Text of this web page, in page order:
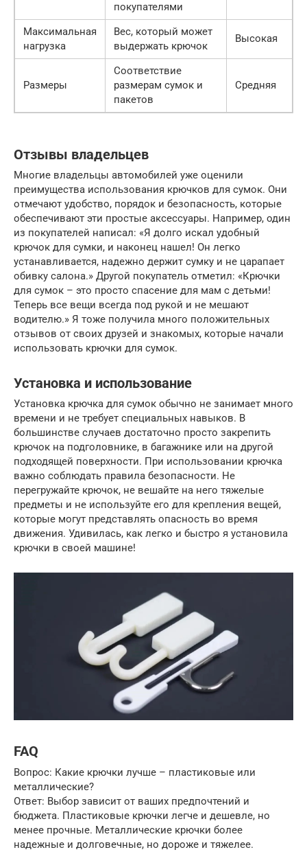
покупателями
Максимальная
нагрузка
Вес, который может
выдержать крючок
Высокая
Размеры
Соответствие
размерам сумок и
пакетов
Средняя
Отзывы владельцев
Многие владельцы автомобилей уже оценили
преимущества использования крючков для сумок. Они
отмечают удобство, порядок и безопасность, которые
обеспечивают эти простые аксессуары. Например, один
из покупателей написал: «Я долго искал удобный
крючок для сумки, и наконец нашел! Он легко
устанавливается, надежно держит сумку и не царапает
обивку салона.» Другой покупатель отметил: «Крючки
для сумок – это просто спасение для мам с детьми!
Теперь все вещи всегда под рукой и не мешают
водителю.» Я тоже получила много положительных
отзывов от своих друзей и знакомых, которые начали
использовать крючки для сумок.
Установка и использование
Установка крючка для сумок обычно не занимает много
времени и не требует специальных навыков. В
большинстве случаев достаточно просто закрепить
крючок на подголовнике, в багажнике или на другой
подходящей поверхности. При использовании крючка
важно соблюдать правила безопасности. Не
перегружайте крючок, не вешайте на него тяжелые
предметы и не используйте его для крепления вещей,
которые могут представлять опасность во время
движения. Удивилась, как легко и быстро я установила
крючки в своей машине!
FAQ
Вопрос: Какие крючки лучше – пластиковые или
металлические?
Ответ: Выбор зависит от ваших предпочтений и
бюджета. Пластиковые крючки легче и дешевле, но
менее прочные. Металлические крючки более
надежные и долговечные, но дороже и тяжелее.